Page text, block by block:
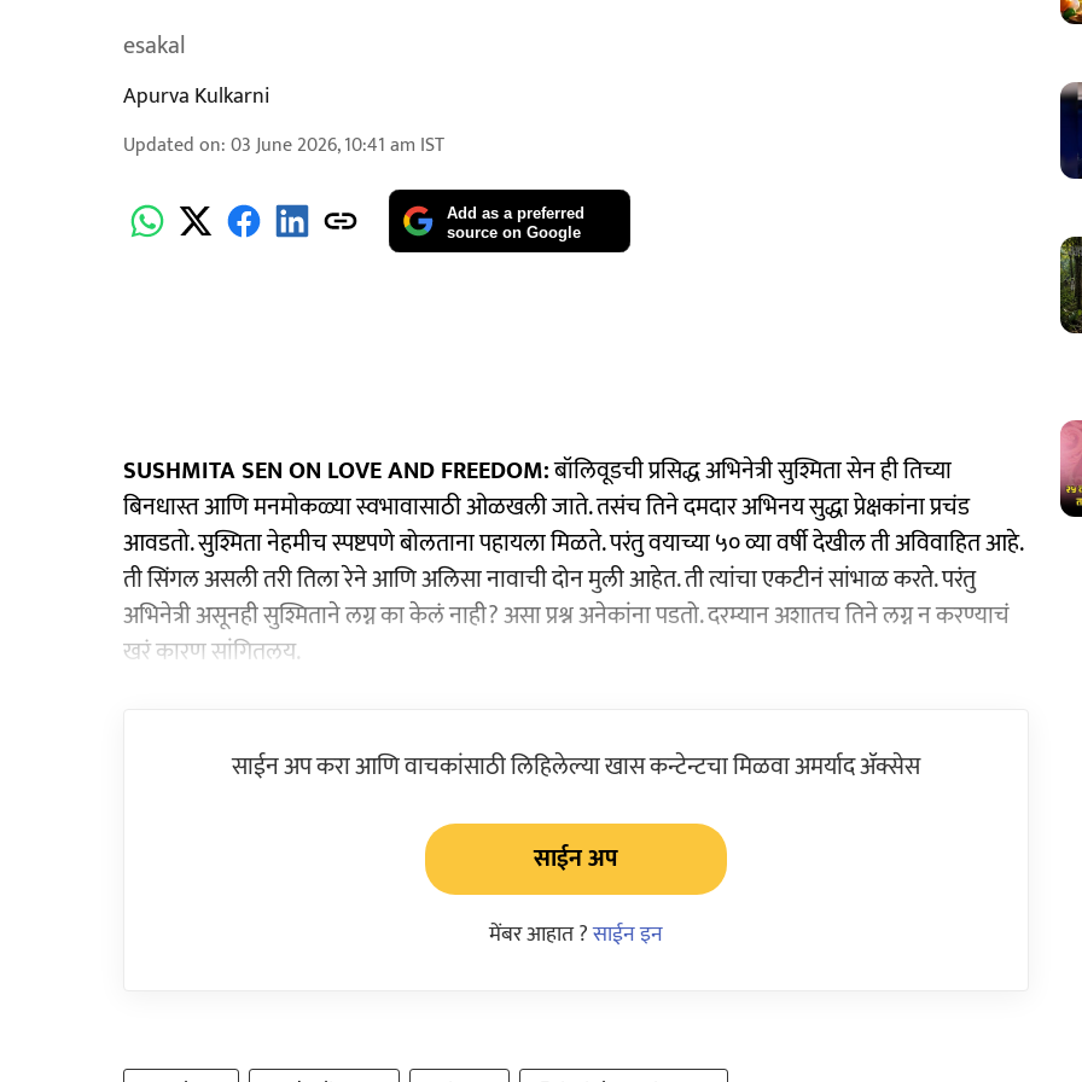
esakal
Apurva Kulkarni
Updated on:03 June 2026, 10:41 am IST
Add as a preferred
source on Google
SUSHMITA SEN ON LOVE AND FREEDOM:बॉलिवूडची प्रसिद्ध अभिनेत्री सुश्मिता सेन ही तिच्या
बिनधास्त आणि मनमोकळ्या स्वभावासाठी ओळखली जाते. तसंच तिने दमदार अभिनय सुद्धा प्रेक्षकांना प्रचंड
आवडतो. सुश्मिता नेहमीच स्पष्टपणे बोलताना पहायला मिळते. परंतु वयाच्या ५० व्या वर्षी देखील ती अविवाहित आहे.
ती सिंगल असली तरी तिला रेने आणि अलिसा नावाची दोन मुली आहेत. ती त्यांचा एकटीनं सांभाळ करते. परंतु
अभिनेत्री असूनही सुश्मिताने लग्न का केलं नाही? असा प्रश्न अनेकांना पडतो. दरम्यान अशातच तिने लग्न न करण्याचं
खरं कारण सांगितलय.
साईन अप करा आणि वाचकांसाठी लिहिलेल्या खास कन्टेन्टचा मिळवा अमर्याद ॲक्सेस
साईन अप
मेंबर आहात ?साईन इन